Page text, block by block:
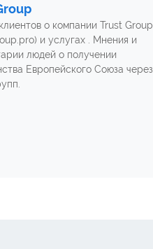
о компании Trust Group
и услугах . Мнения и
людей о получении
Европейского Союза через